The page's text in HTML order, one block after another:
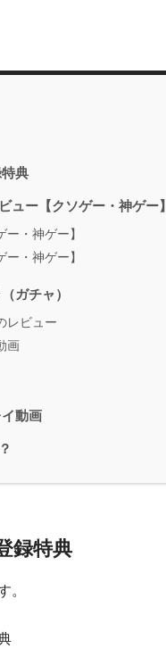
典
ュー【クソゲー・神ゲー】
・神ゲー】
・神ゲー】
ガチャ）
レビュー
画
動画
録特典
。